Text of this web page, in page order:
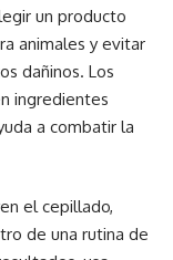
un producto
animales y evitar
dañinos. Los
ingredientes
a combatir la
el cepillado,
de una rutina de